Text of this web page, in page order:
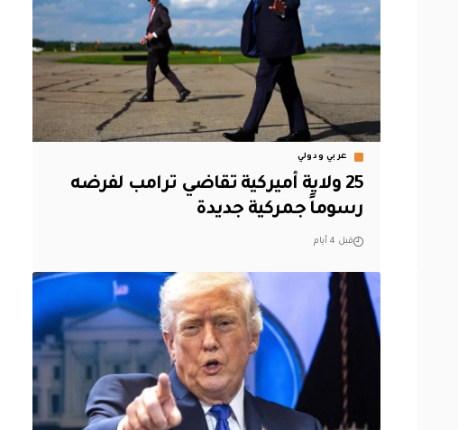
عربي ودولي
25 ولاية أميركية تقاضي ترامب لفرضه
رسوماً جمركية جديدة
قبل 4 أيام